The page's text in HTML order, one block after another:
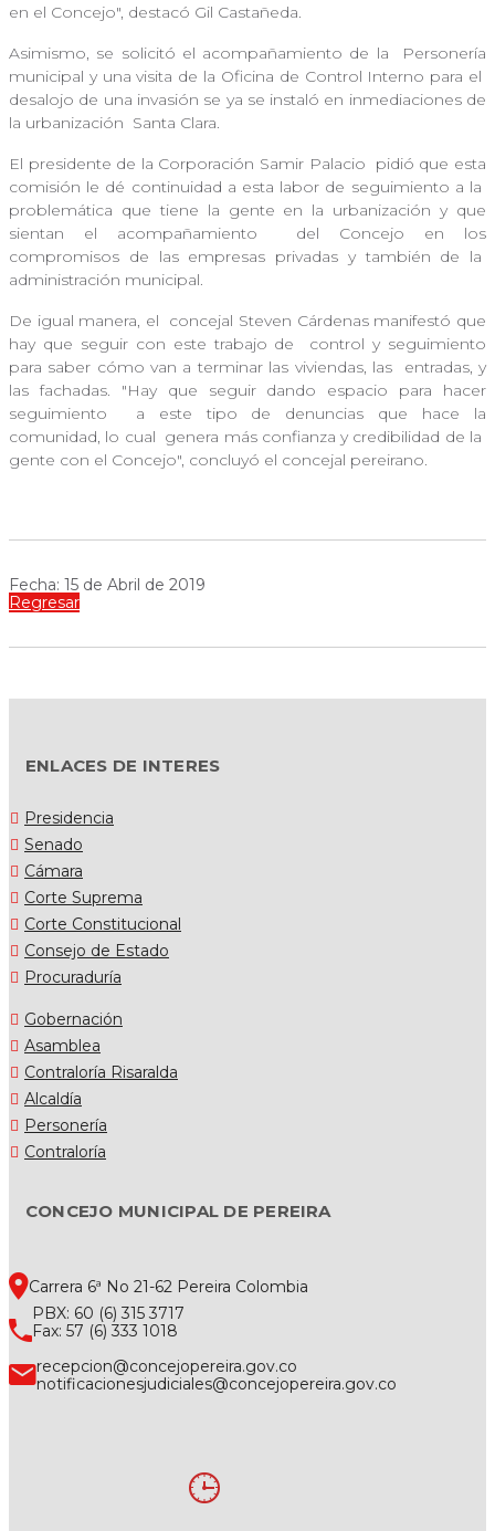
en el Concejo", destacó Gil Castañeda.
Asimismo, se solicitó el acompañamiento de la
Personería
municipal y una visita de la Oficina de Control Interno para el
desalojo de una invasión se ya se instaló en inmediaciones de
la urbanización Santa Clara.
El presidente de la Corporación Samir Palacio
pidió que esta
comisión le dé continuidad a esta labor de seguimiento a la
problemática que tiene la gente en la urbanización y que
sientan el acompañamiento
del Concejo en los
compromisos de las empresas privadas y también de la
administración municipal.
De igual manera, el
concejal Steven Cárdenas manifestó que
hay que seguir con este trabajo de
control y seguimiento
para saber cómo van a terminar las viviendas, las
entradas, y
las fachadas. "Hay que seguir dando espacio para hacer
seguimiento
a este tipo de denuncias que hace la
comunidad, lo cual genera más confianza y credibilidad de la
gente con el Concejo", concluyó el concejal pereirano.
Fecha: 15 de Abril de 2019
Regresar
ENLACES DE INTERES
Presidencia
Senado
Cámara
Corte Suprema
Corte Constitucional
Consejo de Estado
Procuraduría
Gobernación
Asamblea
Contraloría Risaralda
Alcaldía
Personería
Contraloría
CONCEJO MUNICIPAL DE PEREIRA
Carrera 6ª No 21-62 Pereira Colombia
PBX: 60 (6) 315 3717
Fax: 57 (6) 333 1018
recepcion@concejopereira.gov.co
notificacionesjudiciales@concejopereira.gov.co